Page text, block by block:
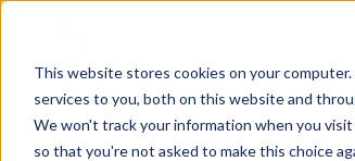
This website stores cookies on your
services to you, both on this website and
We won't track your information when you
so that you're not asked to make this choice